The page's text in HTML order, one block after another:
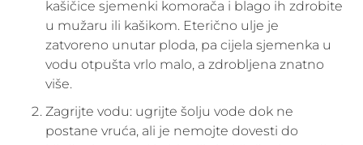
kašičice sjemenki komorača i blago ih zdrobite
u mužaru ili kašikom. Eterično ulje je
zatvoreno unutar ploda, pa cijela sjemenka u
vodu otpušta vrlo malo, a zdrobljena znatno
više.
Zagrijte vodu: ugrijte šolju vode dok ne
postane vruća, ali je nemojte dovesti do